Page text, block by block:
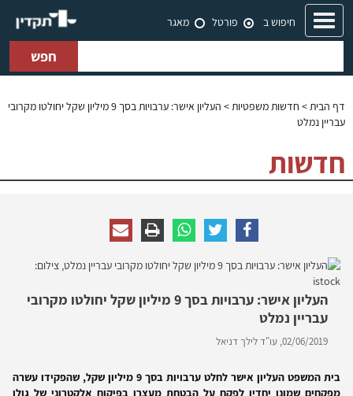
Toggle
navigation
חיפוש ב פורטל מאגר
חפש
דף הבית> חדשות משפטיות
> העליון אישר: ערבויות בסך 9 מיליון שקל יחולטו מקרובי
עבריין נמלט
חדשות
העליון אישר: ערבויות בסך 9 מיליון שקל יחולטו מקרובי
עבריין נמלט
02/06/2019, עו"ד לילך דניאל
בית המשפט העליון אישר לחלט ערבויות בסך 9 מיליון שקל, שהפקידו עשרה
מפקחים שמונו יחדיו לפקח על הבטחת מעצרו בפיקוח אלקטרוני של גולן